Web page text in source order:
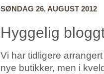
SØNDAG 26. AUGUST 2012
Hyggelig
Vi har tidligere
nye butikker, men i